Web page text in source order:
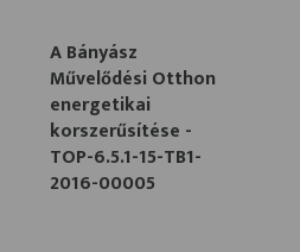
A Bányász
Művelődési Otthon
energetikai
korszerűsítése -
TOP-6.5.1-15-TB1-
2016-00005